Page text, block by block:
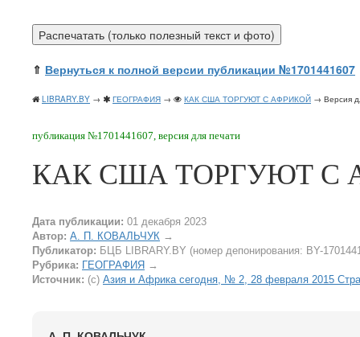
⇑ Вернуться к полной версии публикации №1701441607
LIBRARY.BY → ГЕОГРАФИЯ → КАК США ТОРГУЮТ С АФРИКОЙ → Версия
публикация №1701441607, версия для печати
КАК США ТОРГУЮТ С
Дата публикации: 01 декабря 2023
Автор: А. П. КОВАЛЬЧУК →
Публикатор: БЦБ LIBRARY.BY (номер депонирования: BY-
Рубрика: ГЕОГРАФИЯ →
Источник: (c) Азия и Африка сегодня, № 2, 28 февраля 2015